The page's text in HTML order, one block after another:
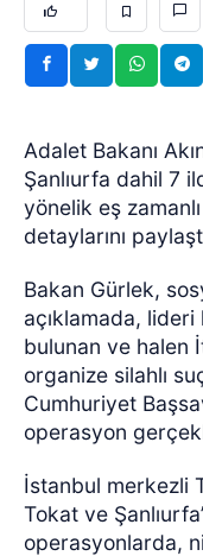
Adalet Bakanı
Şanlıurfa dahil 7
yönelik eş
detaylarını
Bakan Gürlek,
açıklamada, lideri
bulunan ve halen
organize silahlı
Cumhuriyet
operasyon
İstanbul merkezli
Tokat ve
operasyonlarda,